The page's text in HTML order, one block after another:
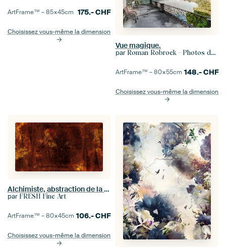
ArtFrame™ –85×45cm 175.-CHF
Choisissez vous-même la dimension
Vue magique.
par Roman Robroek - Photos de bâtiments abandonnés
ArtFrame™ –80×55cm 148.-CHF
Choisissez vous-même la dimension
Alchimiste, abstraction de la nature moderne en bronze cuivre
par FRESH Fine Art
ArtFrame™ –80×45cm 106.-CHF
Choisissez vous-même la dimension